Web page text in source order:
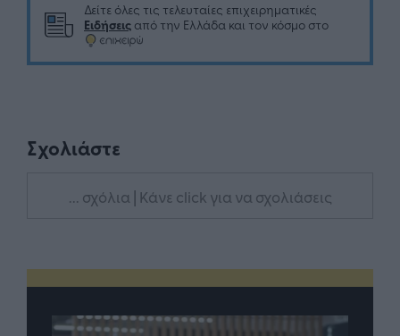
Δείτε όλες τις τελευταίες επιχειρηματικές
Ειδήσεις από την Ελλάδα και τον κόσμο στο
Σχολιάστε
... σχόλια | Κάνε click για να σχολιάσεις